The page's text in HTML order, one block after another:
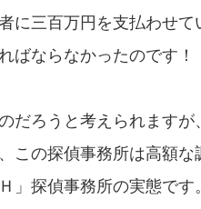
に三百万円を支払わせ
ばならなかったのです！
だろうと考えられますが
この探偵事務所は高額
」探偵事務所の実態で